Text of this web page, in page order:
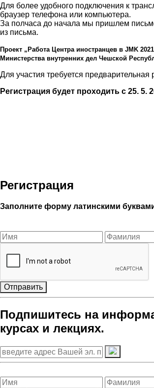
Для более удобного подключения к
браузер телефона или компьютера.
За полчаса до начала мы пришлем
из письма.
Проект „ Работа Центра иностранцев в JMK
Министерства внутренних дел Чешской
Для участия требуется предварительная
Регистрация будет проходить с 25. 5.
Регистрация
Заполните форму латинскими
Отправить
Подпишитесь на
курсах и лекциях.